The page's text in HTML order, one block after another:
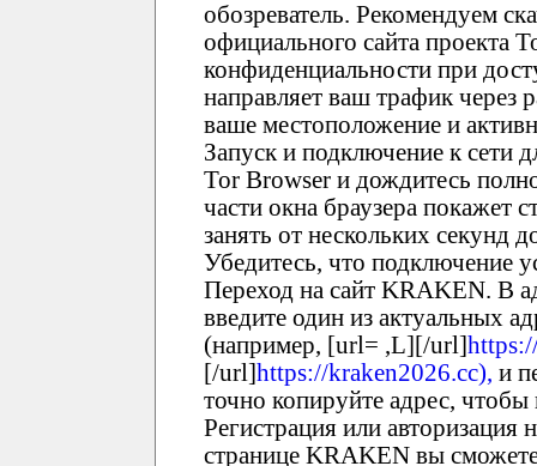
обозреватель. Рекомендуем
официального сайта проекта
конфиденциальности при
направляет ваш трафик через
ваше местоположение и
Запуск и подключение к сети
Tor Browser и дождитесь
части окна браузера покажет
занять от нескольких
Убедитесь, что подключение
Переход на сайт KRAKEN. В
введите один из актуальных
(например, [url= ,L][/url]
[/url]https://kraken2026.cc), и
точно копируйте адрес,
Регистрация или
странице KRAKEN вы